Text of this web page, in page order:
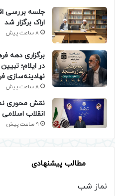
جلسه بررسی
اراک برگزار شد
8 ساعت پیش
برگزاری دهه
در ایلام؛
نهادینه‌سازی
8 ساعت پیش
نقش محوری
انقلاب اسلامی
9 ساعت پیش
مطالب پیشنهادی
نماز شب